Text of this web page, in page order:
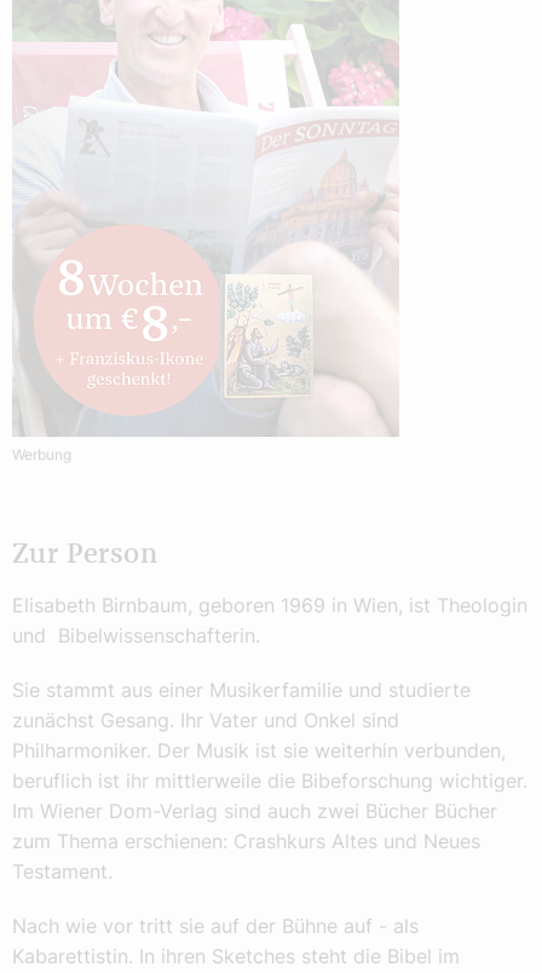
Werbung
Zur Person
Elisabeth Birnbaum, geboren 1969 in Wien, ist Theologin
und Bibelwissenschafterin.
Sie stammt aus einer Musikerfamilie und studierte
zunächst Gesang. Ihr Vater und Onkel sind
Philharmoniker. Der Musik ist sie weiterhin verbunden,
beruflich ist ihr mittlerweile die Bibeforschung wichtiger.
Im Wiener Dom-Verlag sind auch zwei Bücher Bücher
zum Thema erschienen: Crashkurs Altes und Neues
Testament.
Nach wie vor tritt sie auf der Bühne auf - als
Kabarettistin. In ihren Sketches steht die Bibel im